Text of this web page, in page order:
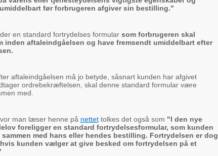
før forbrugeren afgiver sin bestilling."
en standard fortrydelses formular som forbrugeren skal
inden aftaleindgåelsen og have fremsendt umiddelbart efter
aftaleindgåelsen må jo betyde, såsnart kunden har afgivet
ordrebekræftelsen, skal denne standard formular være
med.
man læser henne på nettettolkes det også som "I den nye
foreligger en standard fortrydelsesformular, som kunden
med hans eller hendes bestilling. Fortrydelsen er dog
kunden vælger at give besked om fortrydelsen på et